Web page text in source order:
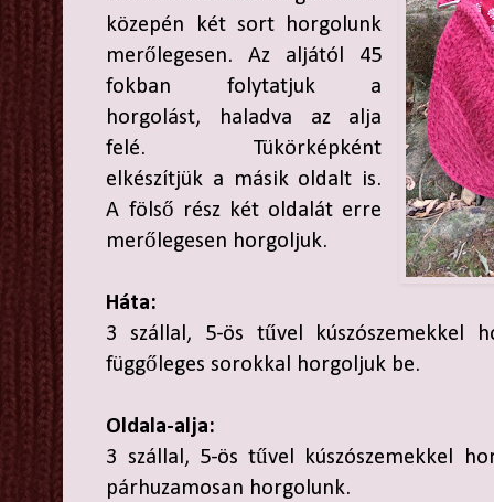
közepén két sort horgolunk
merőlegesen. Az aljától 45
fokban folytatjuk a
horgolást, haladva az alja
felé. Tükörképként
elkészítjük a másik oldalt is.
A fölső rész két oldalát erre
merőlegesen horgoljuk.
Háta:
3 szállal, 5-ös tűvel kúszószemekkel
függőleges sorokkal horgoljuk be.
Oldala-alja:
3 szállal, 5-ös tűvel kúszószemekkel
párhuzamosan horgolunk.